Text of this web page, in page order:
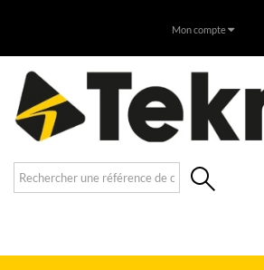
Mon compte